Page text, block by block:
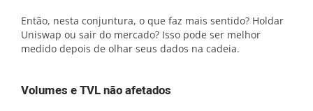
Então, nesta conjuntura, o que faz mais sentido? Holdar
Uniswap ou sair do mercado? Isso pode ser melhor
medido depois de olhar seus dados na cadeia.
Volumes e TVL não afetados